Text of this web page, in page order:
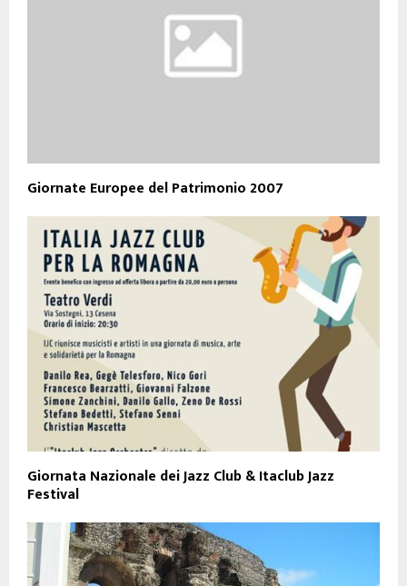
Giornate Europee del Patrimonio 2007
Giornata Nazionale dei Jazz Club & Itaclub Jazz
Festival